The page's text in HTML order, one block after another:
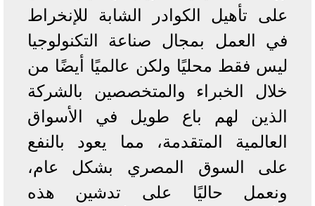
على تأهيل الكوادر الشابة للإنخراط
في العمل بمجال صناعة التكنولوجيا
ليس فقط محليًا ولكن عالميًا أيضًا من
خلال الخبراء والمتخصصين بالشركة
الذين لهم باع طويل في الأسواق
العالمية المتقدمة، مما يعود بالنفع
على السوق المصري بشكل عام،
ونعمل حاليًا على تدشين هذه